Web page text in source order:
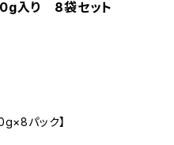
入り 8袋セット
パック】